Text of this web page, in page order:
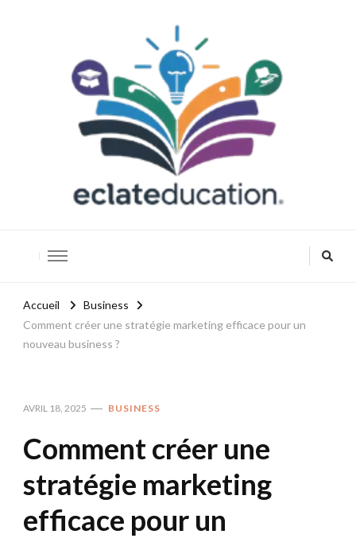
Accueil
Business
Comment créer une stratégie marketing efficace pour un
nouveau business ?
AVRIL 18, 2025 BUSINESS
Comment créer une
stratégie marketing
efficace pour un